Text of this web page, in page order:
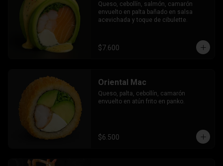
Queso, cebollín, salmón, camarón
envuelto en palta bañado en salsa
acevichada y toque de cibulette.
$7.600
Oriental Mac
Queso, palta, cebollín, camarón
envuelto en atún frito en panko.
$6.500